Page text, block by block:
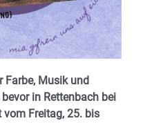
Farbe, Musik und
in Rettenbach bei
Freitag, 25. bis